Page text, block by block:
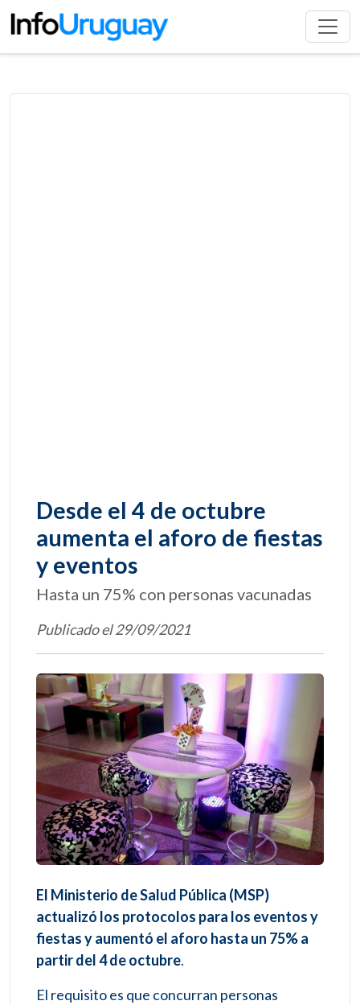
Desde el 4 de octubre
aumenta el aforo de fiestas
y eventos
Hasta un 75% con personas vacunadas
Publicado el 29/09/2021
El Ministerio de Salud Pública (MSP)
actualizó los protocolos para los eventos y
fiestas y aumentó el aforo hasta un 75% a
partir del 4 de octubre.
El requisito es que concurran personas